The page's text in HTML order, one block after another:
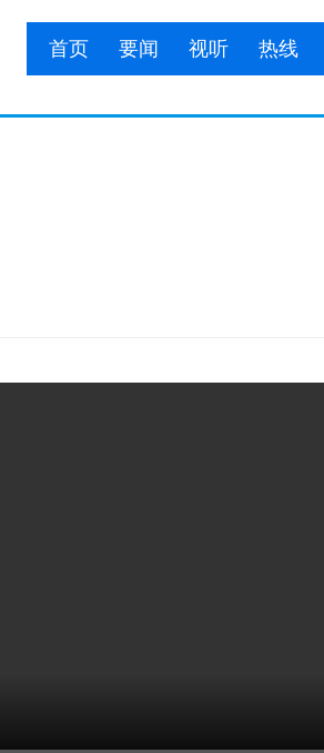
首页 要闻 视听 热线